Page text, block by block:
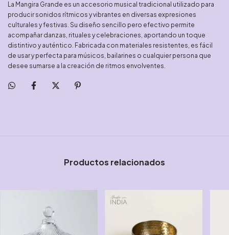
La Mangira Grande es un accesorio musical tradicional utilizado para
producir sonidos rítmicos y vibrantes en diversas expresiones
culturales y festivas. Su diseño sencillo pero efectivo permite
acompañar danzas, rituales y celebraciones, aportando un toque
distintivo y auténtico. Fabricada con materiales resistentes, es fácil
de usar y perfecta para músicos, bailarines o cualquier persona que
desee sumarse a la creación de ritmos envolventes.
Productos relacionados